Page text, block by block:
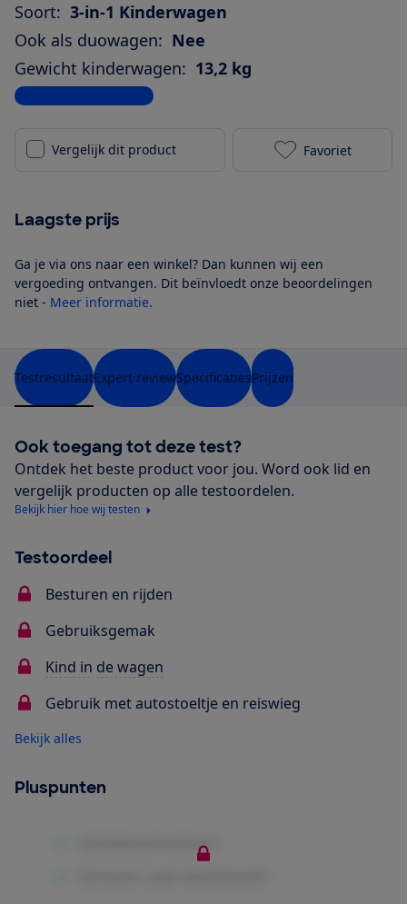
Soort: 3-in-1 Kinderwagen
Ook als duowagen: Nee
Gewicht kinderwagen: 13,2 kg
Bekijk alle specificaties
Vergelijk dit product Koelstra
Favoriet
Laagste prijs
Ga je via ons naar een winkel? Dan kunnen wij een
vergoeding ontvangen. Dit beïnvloedt onze beoordelingen
niet - Meer informatie.
TestresultaatExpert reviewSpecificatiesPrijzen
Ook toegang tot deze test?
Ontdek het beste product voor jou. Word ook lid en
vergelijk producten op alle testoordelen.
Bekijk hier hoe wij testen
Testoordeel
Besturen en rijden
Gebruiksgemak
Kind in de wagen
Gebruik met autostoeltje en reiswieg
Bekijk alles
Pluspunten